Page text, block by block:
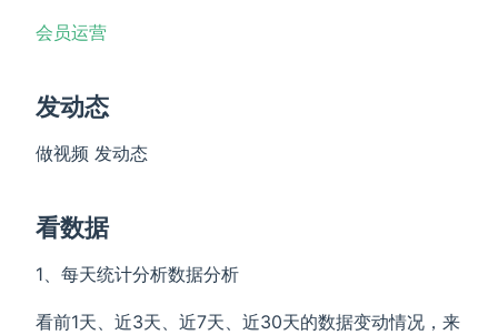
会员运营
发动态
做视频 发动态
看数据
1、每天统计分析数据分析
看前1天、近3天、近7天、近30天的数据变动情况，来